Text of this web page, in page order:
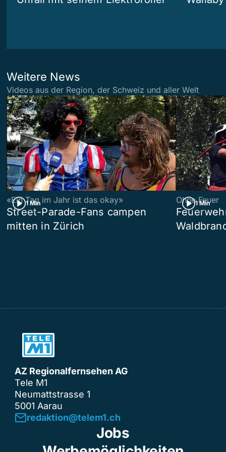
Weitere News
Videos aus der Region, der Schweiz und aller Welt
1 Min
«Ein Tag im Jahr ist das okay»
Street-Parade-Fans campen
mitten in Zürich
1 Min
Ohne Feuer
AZ Regionalfernsehen AG
Tele M1
Neumattstrasse 1
5001 Aarau
redaktion@telem1.ch
Jobs